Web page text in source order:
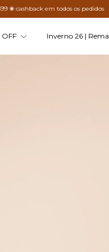
em todos os pedidos ❀ Todo o
OFF Inverno 26 |